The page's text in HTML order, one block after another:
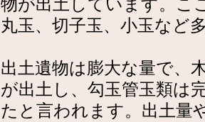
物が出土しています。こ
丸玉、切子玉、小玉など
出土遺物は膨大な量で、
が出土し、勾玉管玉類は
たと言われます。出土量